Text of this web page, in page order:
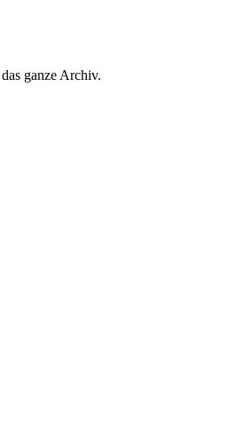
ganze Archiv.